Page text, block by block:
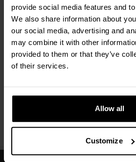
provide social media features and
We also share information about
our social media, advertising and
may combine it with other
provided to them or that they’ve
of their services.
Allow all
Customize
acumular, o carrinho é fácil e
permite pesar diretamente no
comprometer a segurança ou a
característica torna esta solução
indústria alimentar, onde a
andam de mãos dadas.